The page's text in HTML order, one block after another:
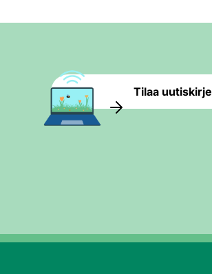
Tilaa uutiskirje